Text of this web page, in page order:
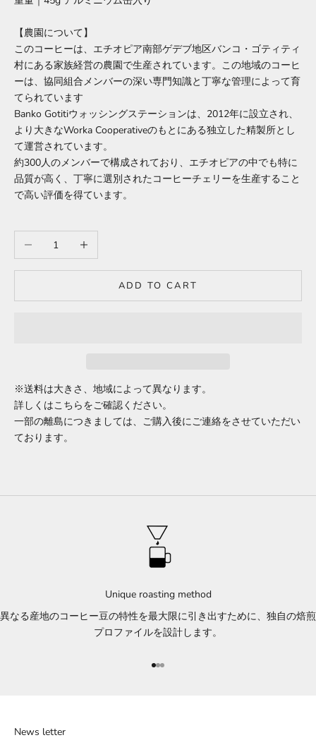
【農園について】
このコーヒーは、エチオピア南部ゲデブ地区バンコ・ゴティティ
村にある家族経営の農園で生産されています。この地域のコーヒ
ーは、協同組合メンバーの深い専門知識と丁寧な管理によって育
てられています
Banko Gotitiウォッシングステーションは、2012年に設立され、
より大きなWorka Cooperativeのもとにある独立した精製所とし
て運営されています。
約300人のメンバーで構成されており、エチオピアの中でも特に
品質が高く、丁寧に選別されたコーヒーチェリーを生産すること
で高い評価を得ています。
Decrease quantityIncrease quantity
ADD TO CART
※送料は大きさ、地域によって異なります。
詳しくはこちらをご確認ください。
一部の離島につきましては、ご購入後にご連絡をさせていただい
ております。
Unique roasting method
異なる産地のコーヒー豆の特性を最大限に引き出すために、独自の焙煎
プロファイルを設計します。
Go to item 1
Go to item 2
Go to item 3
News letter